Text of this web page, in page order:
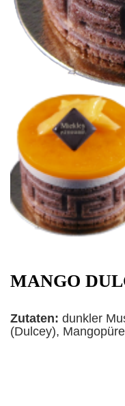
MANGO
Zutaten: dunkler
(Dulcey),